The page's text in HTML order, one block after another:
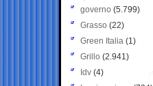
governo (5.799)
Grasso (22)
Green Italia (1)
Grillo (2.941)
Idv (4)